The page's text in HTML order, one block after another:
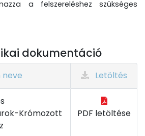
a felszereléshez szükséges
dokumentáció
Letöltés
Krómozott
PDF letöltése